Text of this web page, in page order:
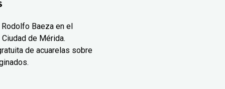
Baeza en el
de Mérida.
de acuarelas sobre